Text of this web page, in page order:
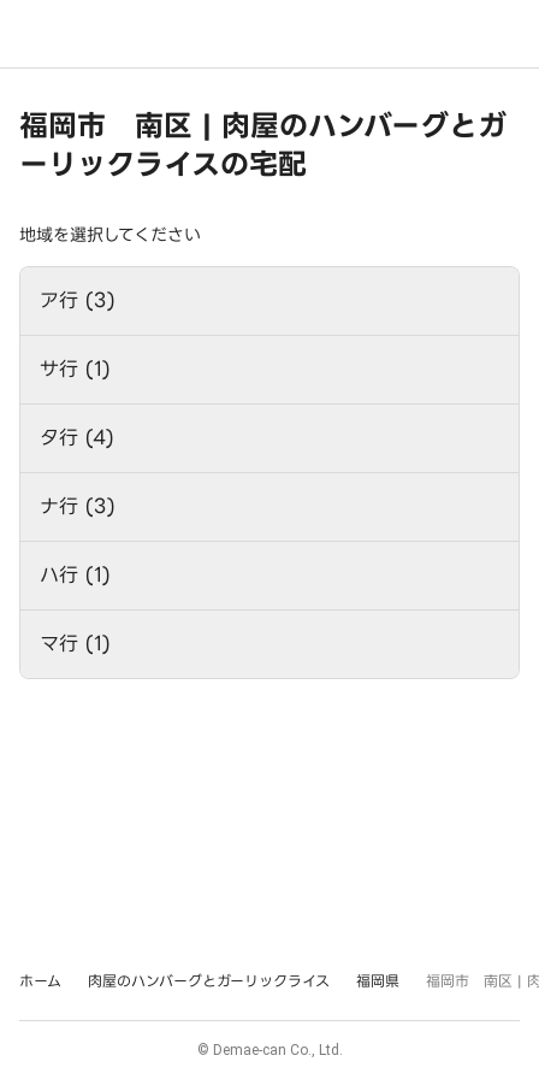
福岡市 南区 | 肉屋のハンバーグとガ
ーリックライスの宅配
地域を選択してください
ア行 (3)
サ行 (1)
タ行 (4)
ナ行 (3)
ハ行 (1)
マ行 (1)
ホーム 肉屋のハンバーグとガーリックライス 福岡県 福岡市 南区 | 肉
© Demae-can Co., Ltd.